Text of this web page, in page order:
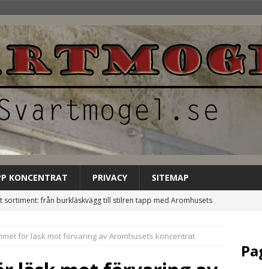
KONCENTRAT PRIVACY SITEMAP
sortiment: från burkläskvägg till stilren tapp med Aromhusets
Aromhusets stilldrink bli gästens förstahandsval på
för läsk mot förvaring av Aromhusets koncentrat